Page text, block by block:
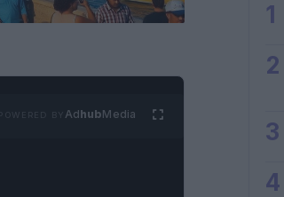
AdhubMedia
1
2
3
4